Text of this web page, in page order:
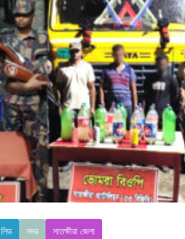
লিড সদর সাতক্ষীরা জেলা